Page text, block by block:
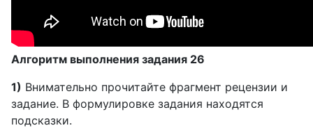
Алгоритм выполнения задания 26
1) Внимательно прочитайте фрагмент рецензии и
задание. В формулировке задания находятся
подсказки.